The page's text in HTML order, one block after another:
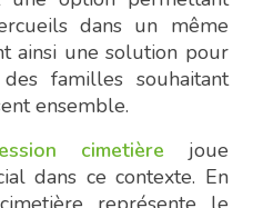
dans un même
ainsi une solution pour
familles souhaitant
ensemble.
cimetière joue
dans ce contexte. En